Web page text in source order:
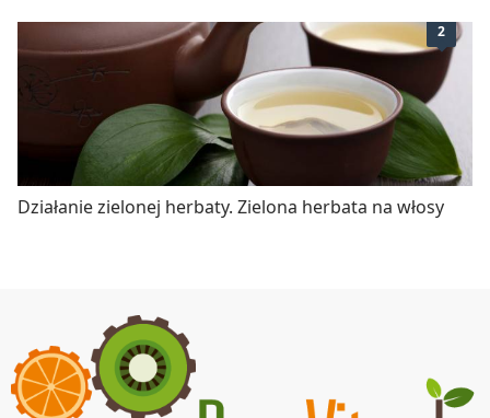
2
Działanie zielonej herbaty. Zielona herbata na włosy